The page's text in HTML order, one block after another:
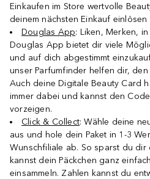
Einkaufen im Store wertvolle
deinem nächsten Einkauf
Douglas App: Liken, Merken,
Douglas App bietet dir viele
und auf dich abgestimmt
unser Parfumfinder helfen dir,
Auch deine Digitale Beauty Card
immer dabei und kannst den
vorzeigen.
Click & Collect: Wähle deine
aus und hole dein Paket in 1-3
Wunschfiliale ab. So sparst du dir
kannst dein Päckchen ganz
einsammeln. Zahlen kannst du